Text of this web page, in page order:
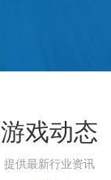
游戏动态
提供最新行业资讯